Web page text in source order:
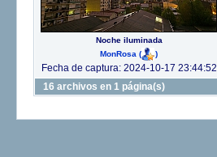
Noche iluminada
MonRosa ( )
Fecha de captura: 2024-10-17 23:44:52
16 archivos en 1 página(s)